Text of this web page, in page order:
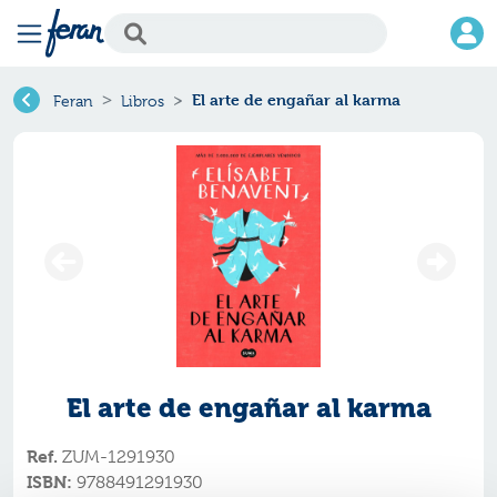
Feran Libros El arte de engañar al karma
El arte de engañar al karma
Ref. ZUM-1291930
ISBN: 9788491291930